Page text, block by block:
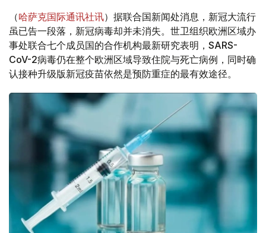
（哈萨克国际通讯社讯）据联合国新闻处消息，新冠大流行
虽已告一段落，新冠病毒却并未消失。世卫组织欧洲区域办
事处联合七个成员国的合作机构最新研究表明，SARS-
CoV-2病毒仍在整个欧洲区域导致住院与死亡病例，同时确
认接种升级版新冠疫苗依然是预防重症的最有效途径。